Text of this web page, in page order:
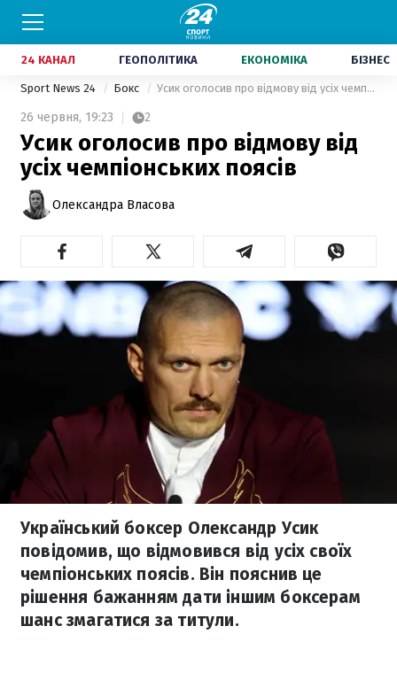
24 КАНАЛ ГЕОПОЛІТИКА ЕКОНОМІКА БІЗНЕС
Sport News 24 Бокс Усик оголосив про відмову від усіх чемпіонських поясів
26 червня, 19:23 2
Усик оголосив про відмову від
усіх чемпіонських поясів
Олександра Власова
Український боксер Олександр Усик
повідомив, що відмовився від усіх своїх
чемпіонських поясів. Він пояснив це
рішення бажанням дати іншим боксерам
шанс змагатися за титули.